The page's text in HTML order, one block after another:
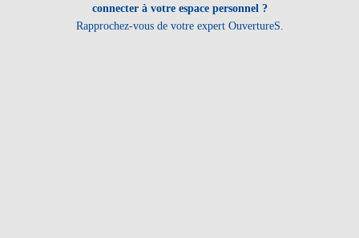
connecter à votre espace personnel ?
Rapprochez-vous de votre expert OuvertureS.